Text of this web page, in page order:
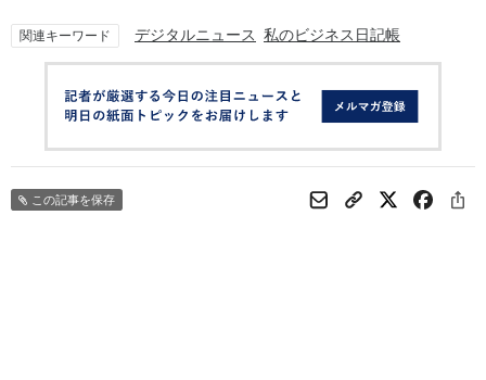
関連キーワード デジタルニュース 私のビジネス日記帳
この記事を保存